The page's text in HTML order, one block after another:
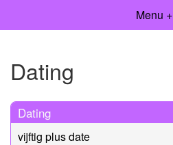
Menu +
Dating
Dating
vijftig plus date